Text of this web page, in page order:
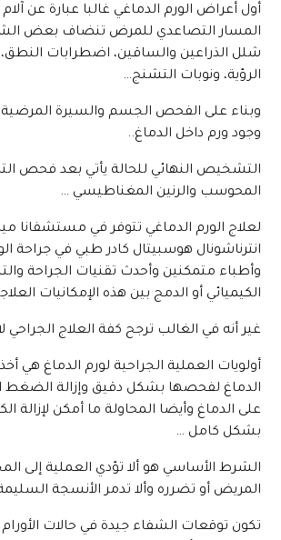
أول أعراض الورم الدماغي غالبا عبارة عن
المسار التصاعدي للمرض تنضاف بعض
شلل الذراعين والساقين، اضطرابات
الرؤية، ونوبات التشنج…
وبناء على الفحص الجسم والسيرة المرضية
وجود ورم داخل الدماغ..
التشخيص النهائي للحالة يأتي بعد فحص
المحوسب والرنين المغناطيسي …
لعلاج الورم الدماغي تتوفر في مستشفانا
وأطباء متمكنين وأحدث تقنيات الجراحة
الكيميائي أو الدمج بين هذه الإمكانيات
غير أنه في الغالب ترجح كفة العلاج الجراحي
أولويات العملية الجراحية لورم الدماغ هي
الدماغ لفحصها بشكل دقيق وإزالة الضغط
على الدماغ وأيضا المحاولة ما أمكن لإزالة
بشكل كامل …
الشرط الأساسي هو ألا تؤدي العملية إلى
المريض أو تضرره وألا تدمر الأنسجة
تكون توقعات الشفاء جيدة في حالات